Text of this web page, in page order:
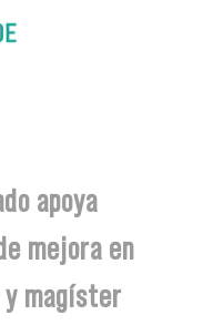
apoya
mejora en
y magíster